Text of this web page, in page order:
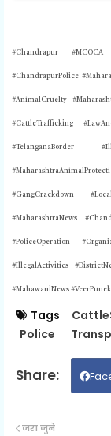
#Chandrapur #MCOCA
#ChandrapurPolice
#AnimalCruelty
#CattleTrafficking
#TelanganaBorder
#GangCrackdown
#MaharashtraNews
#PoliceOperation
#IllegalActivities
#MahawaniNews
Tags
Police
जरा जुने